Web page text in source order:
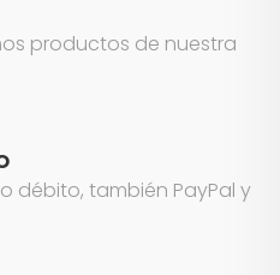
productos de nuestra
débito, también PayPal y